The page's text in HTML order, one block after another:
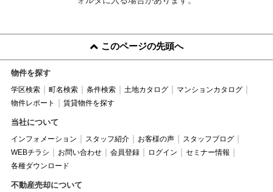
このページの先頭へ
物件を探す
学区検索 町名検索 条件検索 土地カタログ
マンションカタログ
物件レポート
賃貸物件を探す
当社について
インフォメーション スタッフ紹介 お客様の声
スタッフブログ
WEBチラシ
お問い合わせ 会員登録 ログイン
セミナー情報
各種ダウンロード
不動産売却について